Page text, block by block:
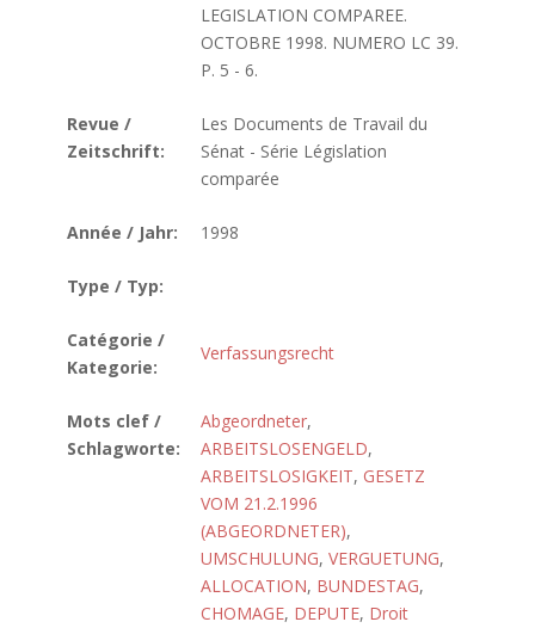
LEGISLATION COMPAREE.
OCTOBRE 1998. NUMERO LC 39.
P. 5 - 6.
Revue /
Zeitschrift:
Les Documents de Travail du
Sénat - Série Législation
comparée
Année / Jahr: 1998
Type / Typ:
Catégorie /
Kategorie:
Verfassungsrecht
Mots clef /
Schlagworte:
Abgeordneter,
ARBEITSLOSENGELD,
ARBEITSLOSIGKEIT, GESETZ
VOM 21.2.1996
(ABGEORDNETER),
UMSCHULUNG, VERGUETUNG,
ALLOCATION, BUNDESTAG,
CHOMAGE, DEPUTE, Droit